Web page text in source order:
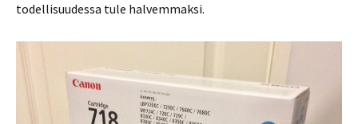
todellisuudessa tule halvemmaksi.